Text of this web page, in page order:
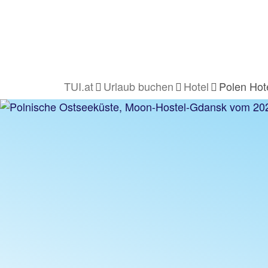
TUI.at Urlaub buchen Hotel Polen